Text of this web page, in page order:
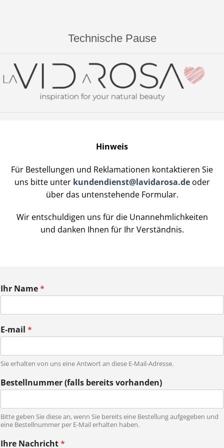
Technische Pause
Hinweis
Für Bestellungen und Reklamationen kontaktieren Sie
uns bitte unter kundendienst@lavidarosa.deoder
über das untenstehende Formular.
Wir entschuldigen uns für die Unannehmlichkeiten
und danken Ihnen für Ihr Verständnis.
Ihr Name*
E-mail *
Sie erhalten von uns eine Antwort an diese E-Mail-Adresse.
Bestellnummer (falls bereits vorhanden)
Bitte geben Sie diese an, wenn Sie bereits eine Bestellung aufgegeben und
eine Bestellnummer per E-Mail erhalten haben.
E
Ihre Nachricht*